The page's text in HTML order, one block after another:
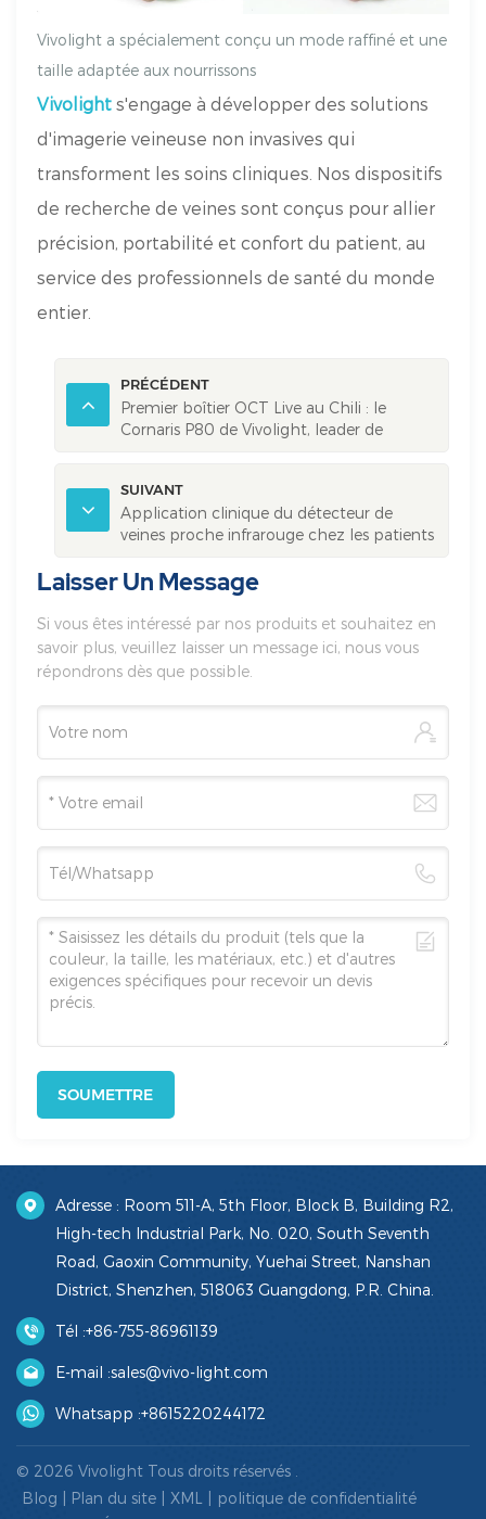
Vivolight a spécialement conçu un mode raffiné et une
taille adaptée aux nourrissons
Vivolight s'engage à développer des solutions
d'imagerie veineuse non invasives qui
transforment les soins cliniques. Nos dispositifs
de recherche de veines sont conçus pour allier
précision, portabilité et confort du patient, au
service des professionnels de santé du monde
entier.
PRÉCÉDENT
Premier boîtier OCT Live au Chili : le
Cornaris P80 de Vivolight, leader de
SUIVANT
Application clinique du détecteur de
veines proche infrarouge chez les patients
Laisser Un Message
Si vous êtes intéressé par nos produits et souhaitez en
savoir plus, veuillez laisser un message ici, nous vous
répondrons dès que possible.
SOUMETTRE
Adresse : Room 511-A, 5th Floor, Block B, Building R2,
High-tech Industrial Park, No. 020, South Seventh
Road, Gaoxin Community, Yuehai Street, Nanshan
District, Shenzhen, 518063 Guangdong, P.R. China.
Tél :+86-755-86961139
E-mail :sales@vivo-light.com
Whatsapp :+8615220244172
© 2026 Vivolight Tous droits réservés .
Blog
Plan du site XML
politique de confidentialité